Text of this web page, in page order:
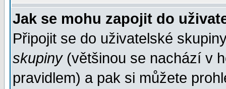
Jak se mohu zapojit do
Připojit se do uživatelské
skupiny(většinou se nachází v
pravidlem) a pak si můžete